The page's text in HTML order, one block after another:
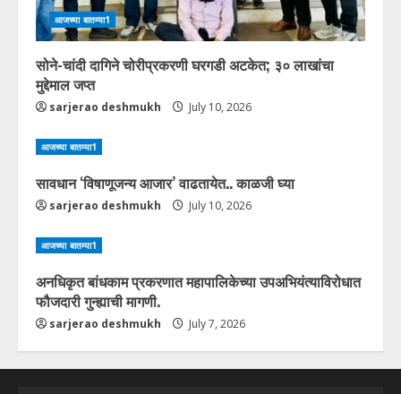
आजच्या बातम्या1
सोने-चांदी दागिने चोरीप्रकरणी घरगडी अटकेत; ३० लाखांचा
मुद्देमाल जप्त
sarjerao deshmukh July 10, 2026
आजच्या बातम्या1
सावधान ‘विषाणूजन्य आजार’ वाढतायेत.. काळजी घ्या
sarjerao deshmukh July 10, 2026
आजच्या बातम्या1
अनधिकृत बांधकाम प्रकरणात महापालिकेच्या उपअभियंत्याविरोधात
फौजदारी गुन्ह्याची मागणी.
sarjerao deshmukh July 7, 2026